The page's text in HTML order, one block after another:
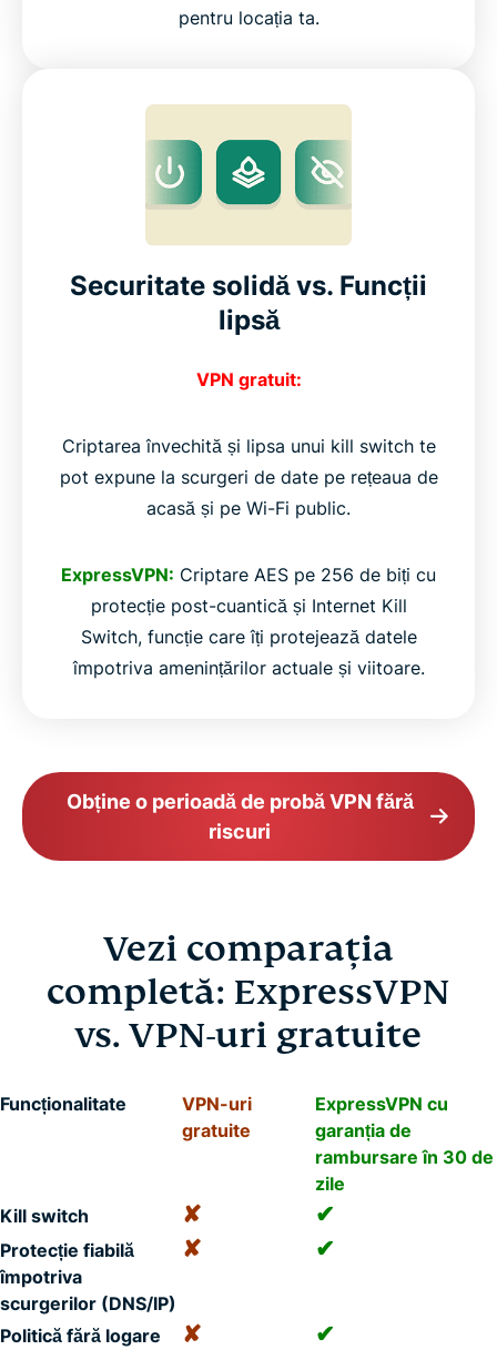
pentru locația ta.
Securitate solidă vs. Funcții
lipsă
VPN gratuit:
Criptarea învechită și lipsa unui kill switch te
pot expune la scurgeri de date pe rețeaua de
acasă și pe Wi-Fi public.
ExpressVPN: Criptare AES pe 256 de biți cu
protecție post-cuantică și Internet Kill
Switch, funcție care îți protejează datele
împotriva amenințărilor actuale și viitoare.
Obține o perioadă de probă VPN fără
riscuri
Vezi comparația
completă: ExpressVPN
vs. VPN-uri gratuite
Funcționalitate
VPN-uri
gratuite
ExpressVPN cu
garanția de
rambursare în 30 de
zile
Kill switch
✘ ✔
Protecție fiabilă
împotriva
scurgerilor (DNS/IP)
✘ ✔
Politică fără logare
✘ ✔